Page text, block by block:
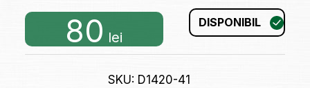
80 lei
DISPONIBIL
SKU: D1420-41